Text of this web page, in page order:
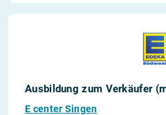
Ausbildung zum Verkäufer
E center Singen